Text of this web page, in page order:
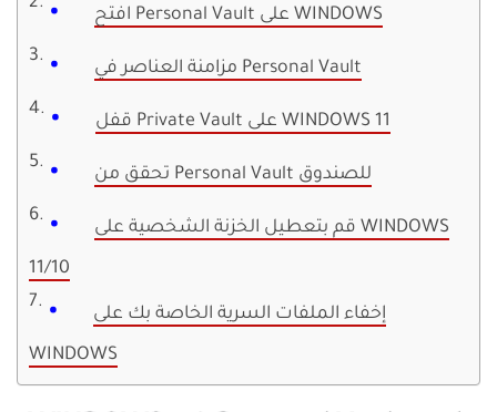
افتح Personal Vault على WINDOWS
مزامنة العناصر في Personal Vault
قفل Private Vault على WINDOWS 11
تحقق من Personal Vault للصندوق
قم بتعطيل الخزنة الشخصية على WINDOWS
11/10
إخفاء الملفات السرية الخاصة بك على
WINDOWS